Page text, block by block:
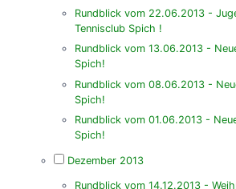
Rundblick vom 22.06.2013 -
Tennisclub Spich !
Rundblick vom 13.06.2013 -
Spich!
Rundblick vom 08.06.2013 -
Spich!
Rundblick vom 01.06.2013 -
Spich!
Dezember 2013
Rundblick vom 14.12.2013 -